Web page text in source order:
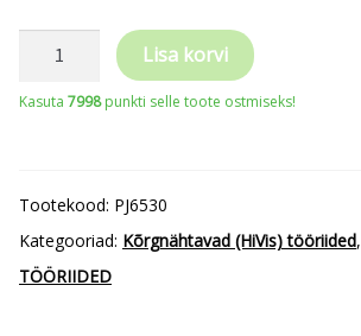
PROJOB
ripptaskutega
vööpüksid
Lisa korvi
Kasuta 7998punkti selle toote ostmiseks!
Tootekood: PJ6530
Kategooriad: Kõrgnähtavad (HiVis) tööriided,
TÖÖRIIDED